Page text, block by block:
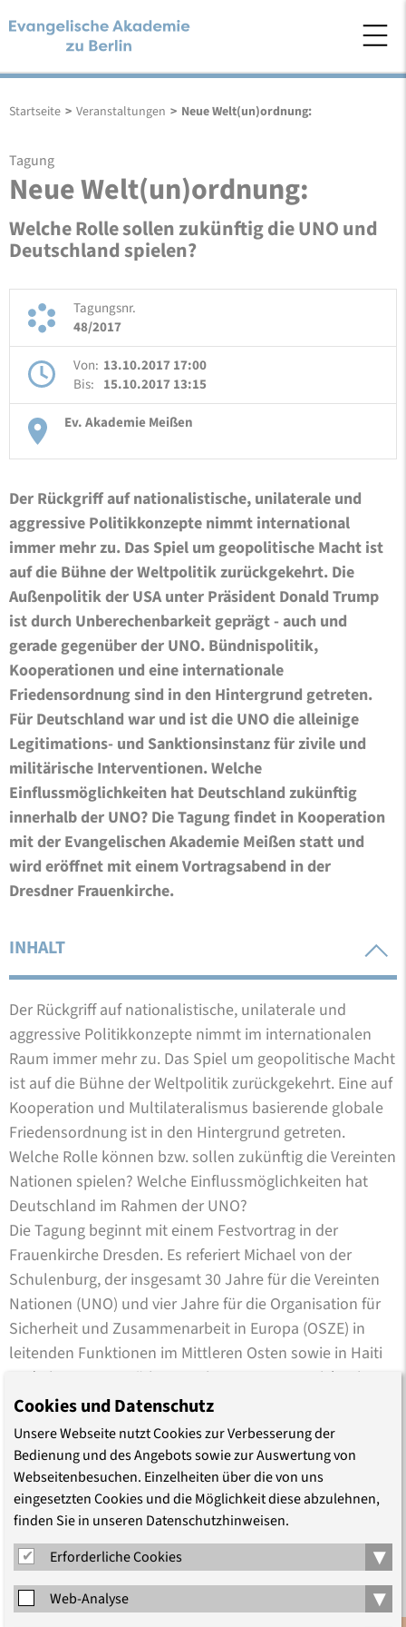
Startseite > Veranstaltungen > Neue Welt(un)ordnung:
Tagung
Neue Welt(un)ordnung:
Welche Rolle sollen zukünftig die UNO und
Deutschland spielen?
Tagungsnr.
48/2017
Von: 13.10.2017 17:00
Bis: 15.10.2017 13:15
Ev. Akademie Meißen
Der Rückgriff auf nationalistische, unilaterale und
aggressive Politikkonzepte nimmt international
immer mehr zu. Das Spiel um geopolitische Macht ist
auf die Bühne der Weltpolitik zurückgekehrt. Die
Außenpolitik der USA unter Präsident Donald Trump
ist durch Unberechenbarkeit geprägt - auch und
gerade gegenüber der UNO. Bündnispolitik,
Kooperationen und eine internationale
Friedensordnung sind in den Hintergrund getreten.
Für Deutschland war und ist die UNO die alleinige
Legitimations- und Sanktionsinstanz für zivile und
militärische Interventionen. Welche
Einflussmöglichkeiten hat Deutschland zukünftig
innerhalb der UNO? Die Tagung findet in Kooperation
mit der Evangelischen Akademie Meißen statt und
wird eröffnet mit einem Vortragsabend in der
Dresdner Frauenkirche.
INHALT
Der Rückgriff auf nationalistische, unilaterale und
aggressive Politikkonzepte nimmt im internationalen
Raum immer mehr zu. Das Spiel um geopolitische Macht
ist auf die Bühne der Weltpolitik zurückgekehrt. Eine auf
Kooperation und Multilateralismus basierende globale
Friedensordnung ist in den Hintergrund getreten.
Welche Rolle können bzw. sollen zukünftig die Vereinten
Nationen spielen? Welche Einflussmöglichkeiten hat
Deutschland im Rahmen der UNO?
Die Tagung beginnt mit einem Festvortrag in der
Frauenkirche Dresden. Es referiert Michael von der
Schulenburg, der insgesamt 30 Jahre für die Vereinten
Nationen (UNO) und vier Jahre für die Organisation für
Sicherheit und Zusammenarbeit in Europa (OSZE) in
leitenden Funktionen im Mittleren Osten sowie in Haiti
und Sierra Leone tätig war. Die Tagung setzt sich mit
einem Studienwochenende in der Evangelischen
Akademie Meißen fort.
KOOPERATIONSPARTNER
Diese Veranstaltung ist Teil des gemeinsamen
Diskursprojektes „... dem Frieden der Welt zu dienen"
der Evangelischen Akademien in Deutschland (EAD e.V.),
gefördert mit Mitteln der Theologisch-Ethischen
Arbeitsgemeinschaft der Evangelischen Seelsorge in der
Cookies und Datenschutz
Unsere Webseite nutzt Cookies zur Verbesserung der
Bedienung und des Angebots sowie zur Auswertung von
Webseitenbesuchen. Einzelheiten über die von uns
eingesetzten Cookies und die Möglichkeit diese abzulehnen,
finden Sie in unseren Datenschutzhinweisen.
Erforderliche Cookies
▾
Web-Analyse ▾